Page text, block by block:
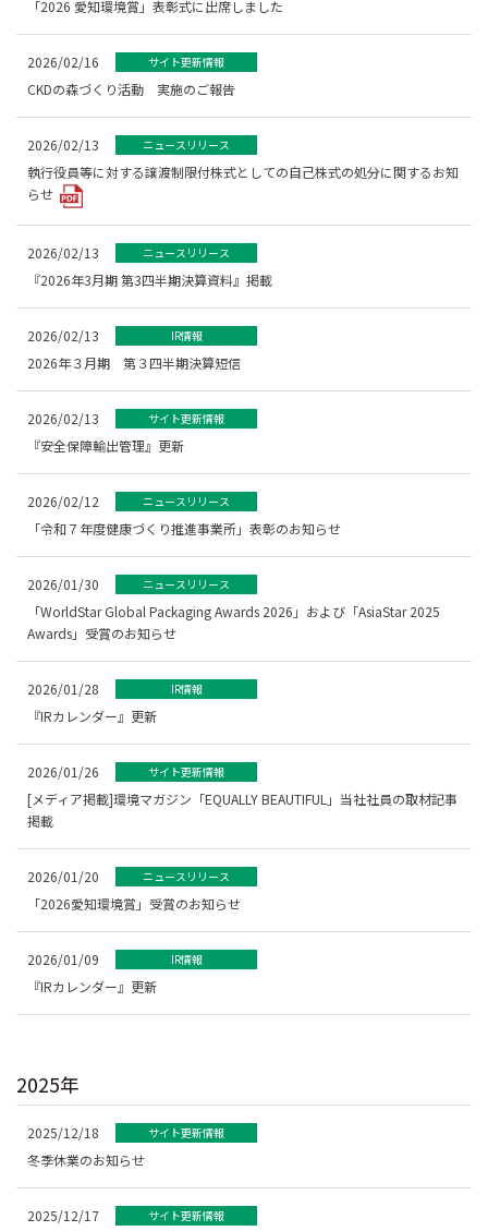
「2026 愛知環境賞」表彰式に出席しました
2026/02/16 サイト更新情報
CKDの森づくり活動 実施のご報告
2026/02/13 ニュースリリース
執行役員等に対する譲渡制限付株式としての自己株式の処分に関するお知
らせ
2026/02/13 ニュースリリース
『2026年3月期 第3四半期決算資料』掲載
2026/02/13 IR情報
2026年３月期 第３四半期決算短信
2026/02/13 サイト更新情報
『安全保障輸出管理』更新
2026/02/12 ニュースリリース
「令和７年度健康づくり推進事業所」表彰のお知らせ
2026/01/30 ニュースリリース
「WorldStar Global Packaging Awards 2026」および「AsiaStar 2025
Awards」受賞のお知らせ
2026/01/28 IR情報
『IRカレンダー』更新
2026/01/26 サイト更新情報
[メディア掲載]環境マガジン「EQUALLY BEAUTIFUL」当社社員の取材記事
掲載
2026/01/20 ニュースリリース
「2026愛知環境賞」受賞のお知らせ
2026/01/09 IR情報
『IRカレンダー』更新
2025年
2025/12/18 サイト更新情報
冬季休業のお知らせ
2025/12/17 サイト更新情報